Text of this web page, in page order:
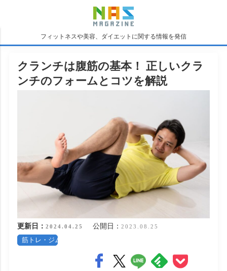
フィットネスや美容、ダイエットに関する情報を発信
クランチは腹筋の基本！ 正しいクラ
ンチのフォームとコツを解説
更新日：2024.04.25 公開日： 2023.08.25
筋トレ・ジム